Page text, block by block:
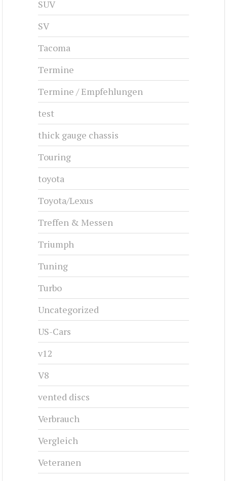
SUV
SV
Tacoma
Termine
Termine / Empfehlungen
test
thick gauge chassis
Touring
toyota
Toyota/Lexus
Treffen & Messen
Triumph
Tuning
Turbo
Uncategorized
US-Cars
v12
V8
vented discs
Verbrauch
Vergleich
Veteranen